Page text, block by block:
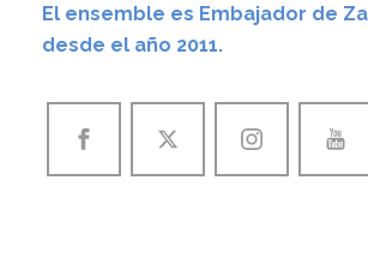
El ensemble es Embajador de
desde el año 2011.